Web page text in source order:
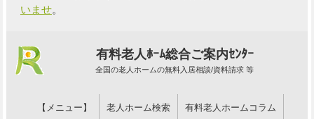
いませ。
有料老人ﾎｰﾑ総合ご案内ｾﾝﾀｰ
全国の老人ホームの無料入居相談/資料請求 等
【メニュー】 老人ホーム検索 有料老人ホームコラム